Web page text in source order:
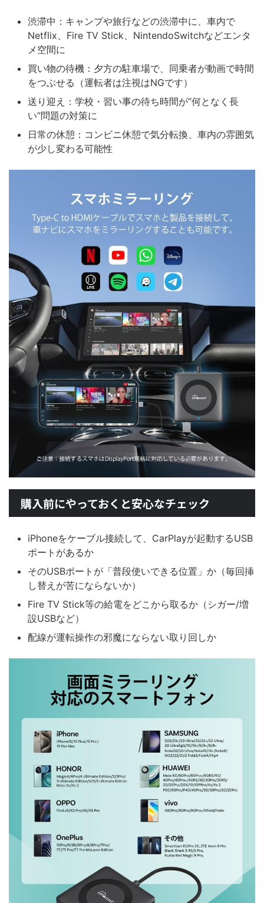
渋滞中：キャンプや旅行などの渋滞中に、車内で
Netflix、Fire TV Stick、NintendoSwitchなどエンタ
メ空間に
買い物の待機：夕方の駐車場で、同乗者が動画で時間
をつぶせる（運転者は注視はNGです）
送り迎え：学校・習い事の待ち時間が“何となく長
い”問題の対策に
日常の休憩：コンビニ休憩で気分転換、車内の雰囲気
が少し変わる可能性
購入前にやっておくと安心なチェック
iPhoneをケーブル接続して、CarPlayが起動するUSB
ポートがあるか
そのUSBポートが「普段使いできる位置」か（毎回挿
し替えが苦にならないか）
Fire TV Stick等の給電をどこから取るか（シガー/増
設USBなど）
配線が運転操作の邪魔にならない取り回しか